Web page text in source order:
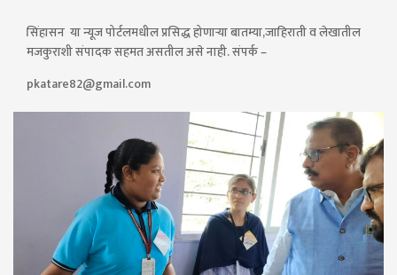
सिंहासन या न्यूज पोर्टलमधील प्रसिद्ध होणाऱ्या बातम्या,जाहिराती व लेखातील
मजकुराशी संपादक सहमत असतील असे नाही. संपर्क –
pkatare82@gmail.com